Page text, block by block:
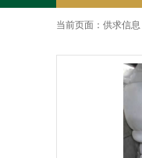
当前页面： 供求信息